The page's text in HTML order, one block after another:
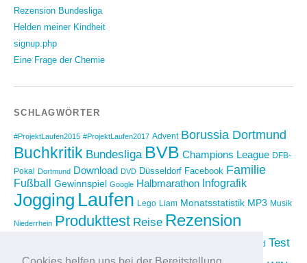
Rezension Bundesliga
Helden meiner Kindheit
signup.php
Eine Frage der Chemie
SCHLAGWÖRTER
#ProjektLaufen2015 #ProjektLaufen2017 Advent Borussia Dortmund
Buchkritik Bundesliga BVB Champions League DFB-
Pokal Dortmund Download DVD Düsseldorf Facebook Familie
Fußball Gewinnspiel Google Halbmarathon Infografik
Jogging Laufen Lego Liam Monatsstatistik MP3 Musik
Niederrhein Produkttest Reise Rezension
sponsored Test